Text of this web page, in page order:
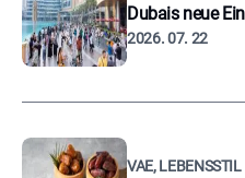
Dubais neue
2026. 07. 22
VAE, LEBENSSTIL